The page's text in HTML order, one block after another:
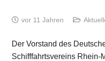
vor 11 Jahren
Der Vorstand des
Schifffahrtsvereins Rhein-